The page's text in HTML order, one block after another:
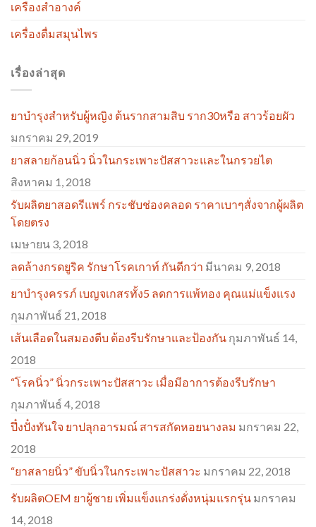
เครืองสำอางค์
เครื่องดื่มสมุนไพร
เรื่องล่าสุด
ยาบำรุงสำหรับผู้หญิง ต้นรากสามสิบ ราก30หรือ สาวร้อยผัว
มกราคม 29, 2019
ยาสลายก้อนนิ่ว นิ่วในกระเพาะปัสสาวะและในกรวยไต
สิงหาคม 1, 2018
รับผลิตยาสอดรีแพร์ กระชับช่องคลอด ราคาเบาๆสั่งจากผู้ผลิต
โดยตรง
เมษายน 3, 2018
ลดล้างกรดยูริค รักษาโรคเกาท์ กันดีกว่า มีนาคม 9, 2018
ยาบำรุงครรภ์ เบญจเกสรทั้ง5 ลดการแพ้ทอง คุณแม่แข็งแรง
กุมภาพันธ์ 21, 2018
เส้นเลือดในสมองตีบ ต้องรีบรักษาและป้องกัน กุมภาพันธ์ 14,
2018
“โรคนิ่ว” นิ่วกระเพาะปัสสาวะ เมื่อมีอาการต้องรีบรักษา
กุมภาพันธ์ 4, 2018
ปึ๋งปั๋งทันใจ ยาปลุกอารมณ์ สารสกัดหอยนางลม มกราคม 22,
2018
“ยาสลายนิ่ว” ขับนิ่วในกระเพาะปัสสาวะ มกราคม 22, 2018
รับผลิตOEM ยาผู้ชาย เพิ่มแข็งแกร่งดั่งหนุ่มแรกรุ่น มกราคม
14, 2018